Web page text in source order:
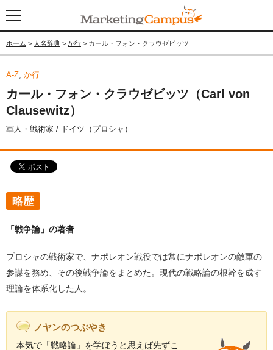
ホーム > 人名辞典 > か行 > カール・フォン・クラウゼビッツ
A-Z, か行
カール・フォン・クラウゼビッツ（Carl von
Clausewitz）
軍人・戦術家 / ドイツ（プロシャ）
略歴
「戦争論」の著者
プロシャの戦術家で、ナポレオン戦役では常にナポレオンの敵軍の
参謀を務め、その後戦争論をまとめた。現代の戦略論の根幹を成す
理論を体系化した人。
ノヤンのつぶやき
本気で「戦略論」を学ぼうと思えば先ずこ